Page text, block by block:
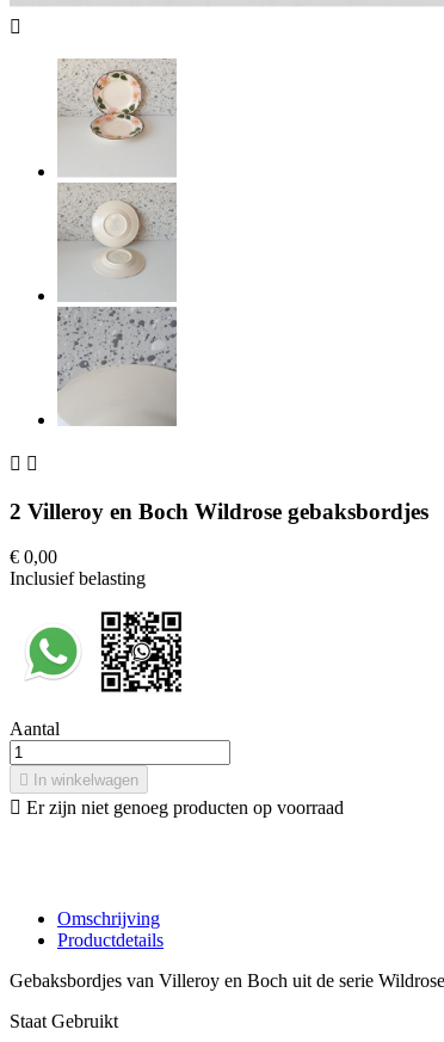

 
2 Villeroy en Boch Wildrose gebaksbordjes
€ 0,00
Inclusief belasting
Aantal
 In winkelwagen
 Er zijn niet genoeg producten op voorraad
Omschrijving
Productdetails
Gebaksbordjes van Villeroy en Boch uit de serie
StaatGebruikt